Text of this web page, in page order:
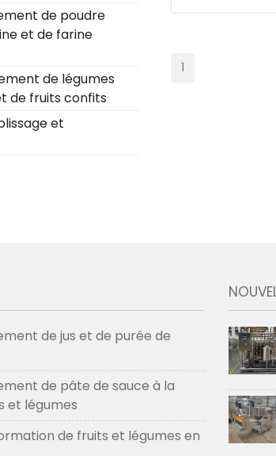
de poudre
et de farine
de légumes
de fruits confits
et
1
de jus et de purée de
de pâte de sauce à la
et légumes
de fruits et légumes en